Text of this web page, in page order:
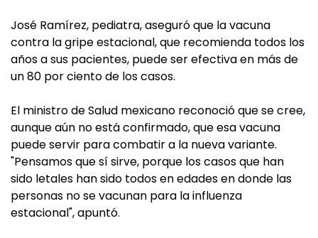
José Ramírez, pediatra, aseguró que la vacuna
contra la gripe estacional, que recomienda todos los
años a sus pacientes, puede ser efectiva en más de
un 80 por ciento de los casos.
El ministro de Salud mexicano reconoció que se cree,
aunque aún no está confirmado, que esa vacuna
puede servir para combatir a la nueva variante.
"Pensamos que sí sirve, porque los casos que han
sido letales han sido todos en edades en donde las
personas no se vacunan para la influenza
estacional", apuntó.